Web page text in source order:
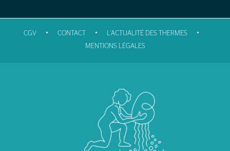
CGV • CONTACT • L'ACTUALITÉ DES THERMES •
MENTIONS LÉGALES